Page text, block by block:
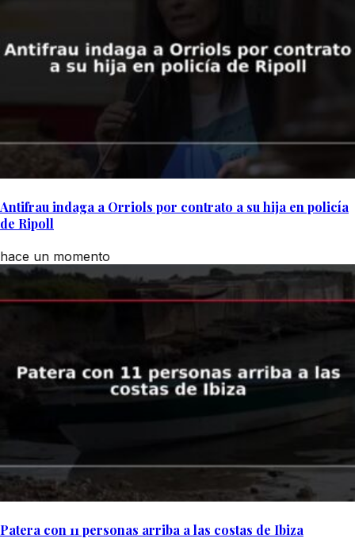
Antifrau indaga a Orriols por contrato a su hija en policía
de Ripoll
hace un momento
Patera con 11 personas arriba a las costas de Ibiza